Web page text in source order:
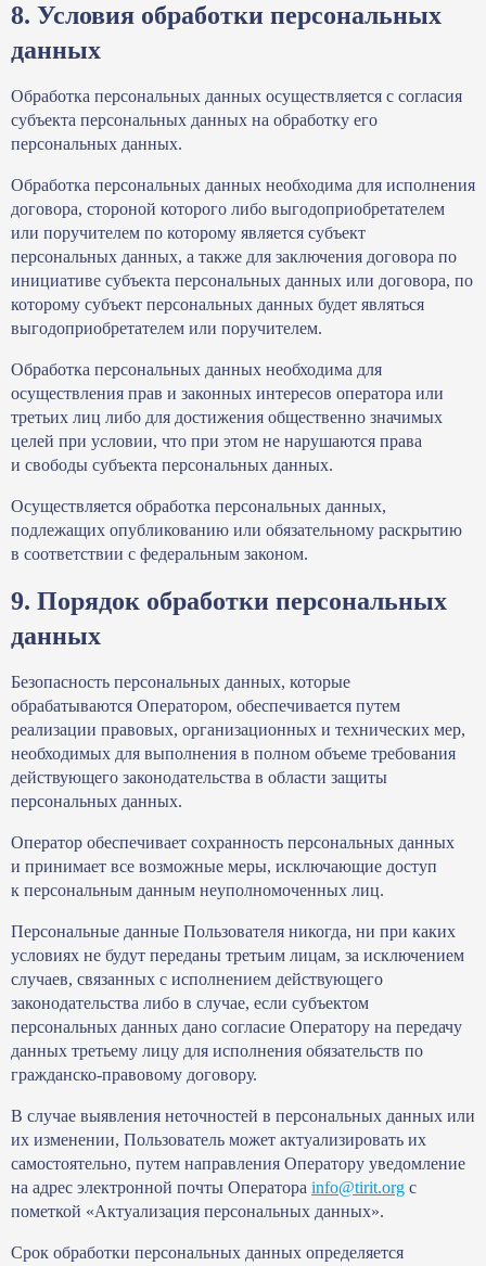
8. Условия обработки персональных
данных
Обработка персональных данных осуществляется с согласия
субъекта персональных данных на обработку его
персональных данных.
Обработка персональных данных необходима для исполнения
договора, стороной которого либо выгодоприобретателем
или поручителем по которому является субъект
персональных данных, а также для заключения договора по
инициативе субъекта персональных данных или договора, по
которому субъект персональных данных будет являться
выгодоприобретателем или поручителем.
Обработка персональных данных необходима для
осуществления прав и законных интересов оператора или
третьих лиц либо для достижения общественно значимых
целей при условии, что при этом не нарушаются права
и свободы субъекта персональных данных.
Осуществляется обработка персональных данных,
подлежащих опубликованию или обязательному раскрытию
в соответствии с федеральным законом.
9. Порядок обработки персональных
данных
Безопасность персональных данных, которые
обрабатываются Оператором, обеспечивается путем
реализации правовых, организационных и технических мер,
необходимых для выполнения в полном объеме требования
действующего законодательства в области защиты
персональных данных.
Оператор обеспечивает сохранность персональных данных
и принимает все возможные меры, исключающие доступ
к персональным данным неуполномоченных лиц.
Персональные данные Пользователя никогда, ни при каких
условиях не будут переданы третьим лицам, за исключением
случаев, связанных с исполнением действующего
законодательства либо в случае, если субъектом
персональных данных дано согласие Оператору на передачу
данных третьему лицу для исполнения обязательств по
гражданско-правовому договору.
В случае выявления неточностей в персональных данных или
их изменении, Пользователь может актуализировать их
самостоятельно, путем направления Оператору уведомление
на адрес электронной почты Оператора info@tirit.org с
пометкой «Актуализация персональных данных».
Срок обработки персональных данных определяется